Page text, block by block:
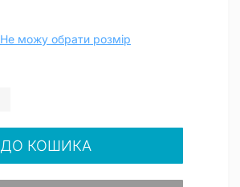
Не можу обрати розмір
ДО КОШИКА